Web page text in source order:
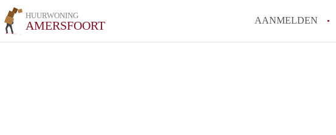
HUURWONING
AMERSFOORT AANMELDEN